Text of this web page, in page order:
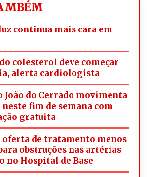
continua mais cara em
colesterol deve começar
alerta cardiologista
João do Cerrado movimenta
fim de semana com
gratuita
oferta de tratamento menos
obstruções nas artérias
no Hospital de Base